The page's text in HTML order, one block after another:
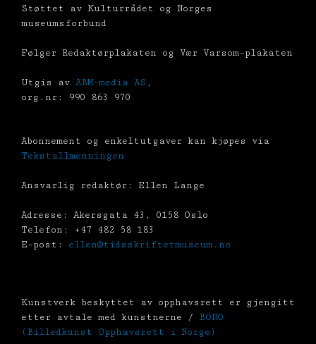
Støttet av Kulturrådet og Norges
museumsforbund
Følger Redaktørplakaten og Vær Varsom-plakaten
Utgis av ABM-media AS ,
org.nr: 990 863 970
Abonnement og enkeltutgaver kan kjøpes via
Tekstallmenningen
Ansvarlig redaktør: Ellen Lange
Adresse: Akersgata 43, 0158 Oslo
Telefon: +47 482 58 183
E-post: ellen@tidsskriftetmuseum.no
Kunstverk beskyttet av opphavsrett er gjengitt
etter avtale med kunstnerne / BONO
(Billedkunst Opphavsrett i Norge)